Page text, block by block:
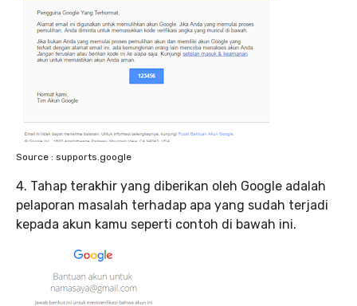
Source : supports.google
4. Tahap terakhir yang diberikan oleh Google adalah
pelaporan masalah terhadap apa yang sudah terjadi
kepada akun kamu seperti contoh di bawah ini.